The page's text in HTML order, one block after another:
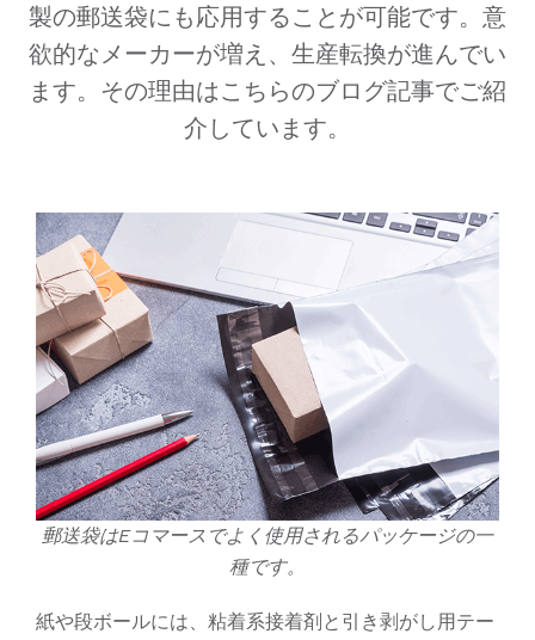
製の郵送袋にも応用することが可能です。意
欲的なメーカーが増え、生産転換が進んでい
ます。その理由はこちらのブログ記事でご紹
介しています。
郵送袋はEコマースでよく使用されるパッケージの一
種です。
紙や段ボールには、粘着系接着剤と引き剥がし用テー